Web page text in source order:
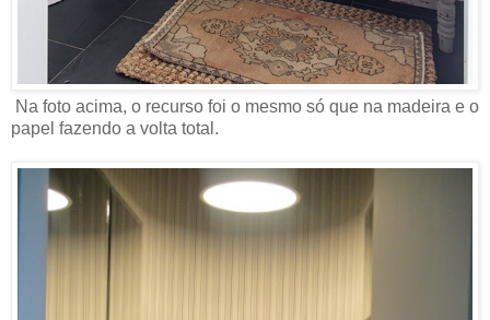
Na foto acima, o recurso foi o mesmo só que na madeira e o
papel fazendo a volta total.